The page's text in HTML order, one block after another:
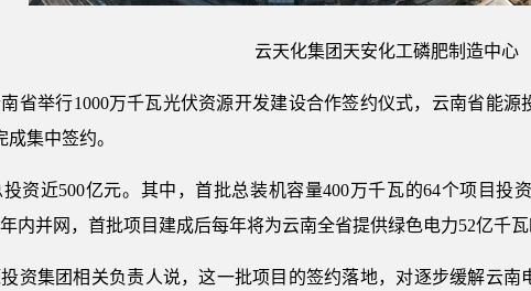
云天化集团天安化工磷肥制造中心
举行1000万千瓦光伏资源开发建设合作签约仪式，云南省能源
集中签约。
近500亿元。其中，首批总装机容量400万千瓦的64个项目投
内并网，首批项目建成后每年将为云南全省提供绿色电力52亿千瓦
集团相关负责人说，这一批项目的签约落地，对逐步缓解云南